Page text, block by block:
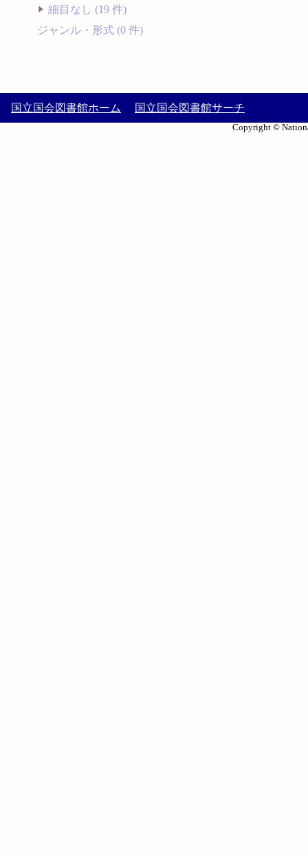
細目なし (19 件)
ジャンル・形式 (0 件)
国立国会図書館ホーム 国立国会図書館サーチ
Copyright ©